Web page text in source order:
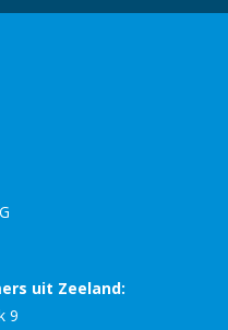
uit Zeeland:
9